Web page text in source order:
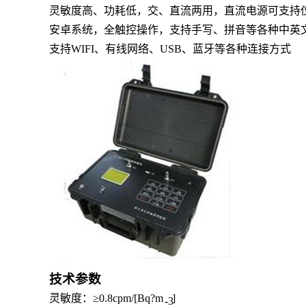
灵敏度高、功耗低，交、直流两用，直流电源可支持
安卓系统，全触控操作，支持手写、拼音等各种中英
支持WIFI、有线网络、USB、蓝牙等各种连接方式
技术参数
灵敏度： ≥0.8cpm/[Bq?m-3]